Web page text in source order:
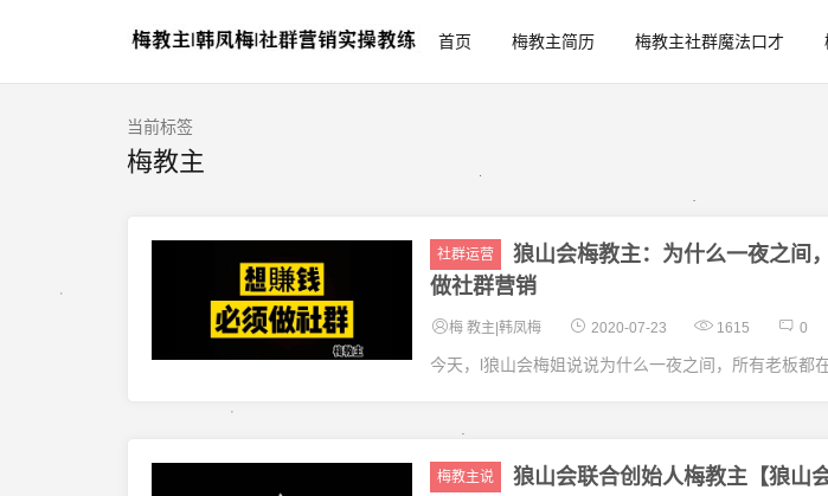
首页 梅教主简历 梅教主社群魔法口才
当前标签
梅教主
社群运营
狼山会梅教主：为什么一夜之间
做社群营销
梅 教主|韩凤梅 2020-07-23 1615 0
今天，l狼山会梅姐说说为什么一夜之间，所有老板都
梅教主说
狼山会联合创始人梅教主【狼山